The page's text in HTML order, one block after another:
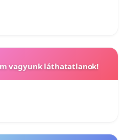
vagyunk láthatatlanok!